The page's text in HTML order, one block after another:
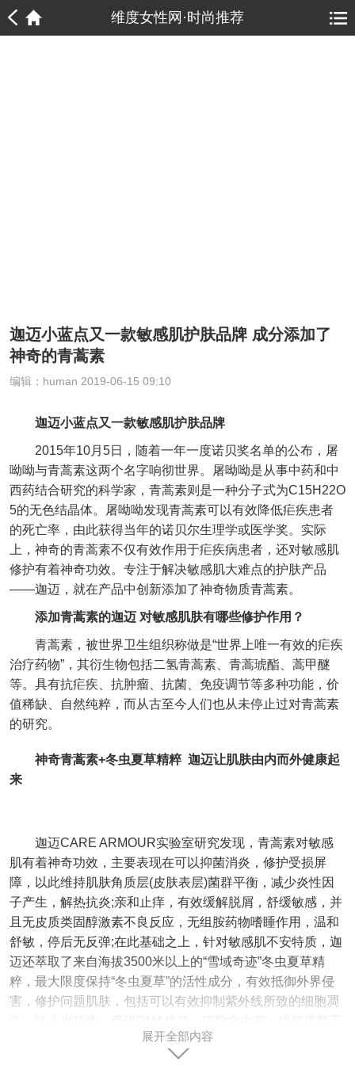
维度女性网·时尚推荐
迦迈小蓝点又一款敏感肌护肤品牌 成分添加了
神奇的青蒿素
编辑：human 2019-06-15 09:10
迦迈小蓝点又一款敏感肌护肤品牌
2015年10月5日，随着一年一度诺贝奖名单的公布，屠
呦呦与青蒿素这两个名字响彻世界。屠呦呦是从事中药和中
西药结合研究的科学家，青蒿素则是一种分子式为C15H22O
5的无色结晶体。屠呦呦发现青蒿素可以有效降低疟疾患者
的死亡率，由此获得当年的诺贝尔生理学或医学奖。实际
上，神奇的青蒿素不仅有效作用于疟疾病患者，还对敏感肌
修护有着神奇功效。专注于解决敏感肌大难点的护肤产品
——迦迈，就在产品中创新添加了神奇物质青蒿素。
添加青蒿素的迦迈 对敏感肌肤有哪些修护作用？
青蒿素，被世界卫生组织称做是“世界上唯一有效的疟疾
治疗药物”，其衍生物包括二氢青蒿素、青蒿琥酯、蒿甲醚
等。具有抗疟疾、抗肿瘤、抗菌、免疫调节等多种功能，价
值稀缺、自然纯粹，而从古至今人们也从未停止过对青蒿素
的研究。
神奇青蒿素+冬虫夏草精粹 迦迈让肌肤由内而外健康起
来
迦迈CARE ARMOUR实验室研究发现，青蒿素对敏感
肌有着神奇功效，主要表现在可以抑菌消炎，修护受损屏
障，以此维持肌肤角质层(皮肤表层)菌群平衡，减少炎性因
子产生，解热抗炎;亲和止痒，有效缓解脱屑，舒缓敏感，并
且无皮质类固醇激素不良反应，无组胺药物嗜睡作用，温和
舒敏，停后无反弹;在此基础之上，针对敏感肌不安特质，迦
迈还萃取了来自海拔3500米以上的“雪域奇迹”冬虫夏草精
粹，最大限度保持“冬虫夏草”的活性成分，有效抵御外界侵
害，修护问题肌肤，包括可以有效抑制紫外线所致的细胞凋
展开全部内容
1 1